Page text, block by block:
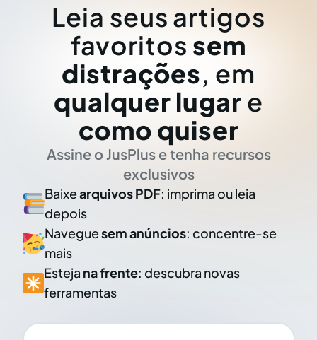
Leia seus artigos
favoritos sem
distrações, em
qualquer lugar e
como quiser
Assine o JusPlus e tenha recursos
exclusivos
Baixearquivos PDF: imprima ou leia
depois
Naveguesem anúncios: concentre-se
mais
Esteja na frente: descubra novas
ferramentas